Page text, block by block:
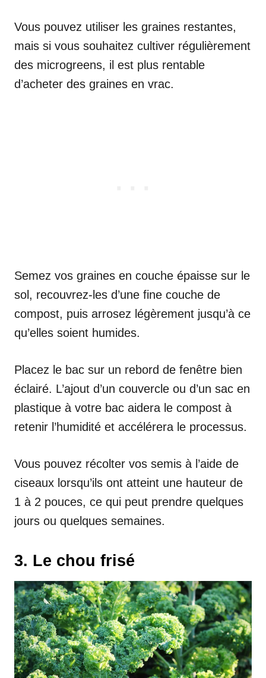
Vous pouvez utiliser les graines restantes,
mais si vous souhaitez cultiver régulièrement
des microgreens, il est plus rentable
d’acheter des graines en vrac.
Semez vos graines en couche épaisse sur le
sol, recouvrez-les d’une fine couche de
compost, puis arrosez légèrement jusqu’à ce
qu’elles soient humides.
Placez le bac sur un rebord de fenêtre bien
éclairé. L’ajout d’un couvercle ou d’un sac en
plastique à votre bac aidera le compost à
retenir l’humidité et accélérera le processus.
Vous pouvez récolter vos semis à l’aide de
ciseaux lorsqu’ils ont atteint une hauteur de
1 à 2 pouces, ce qui peut prendre quelques
jours ou quelques semaines.
3. Le chou frisé